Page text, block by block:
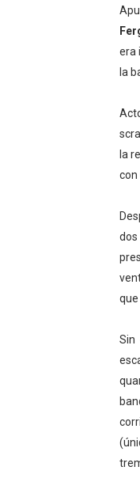
era
la
la
con
dos
Sin